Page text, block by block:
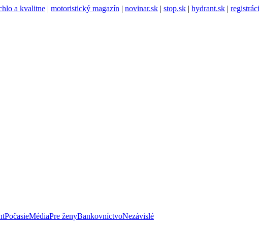
a kvalitne | motoristický magazín | novinar.sk | stop.sk | hydrant.sk |
PočasieMédiaPre ženyBankovníctvoNezávislé